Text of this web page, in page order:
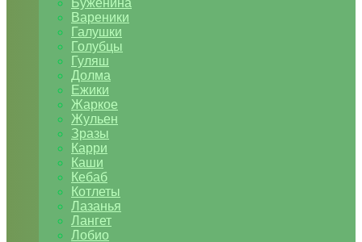
Буженина
Вареники
Галушки
Голубцы
Гуляш
Долма
Ежики
Жаркое
Жульен
Зразы
Карри
Каши
Кебаб
Котлеты
Лазанья
Лангет
Лобио